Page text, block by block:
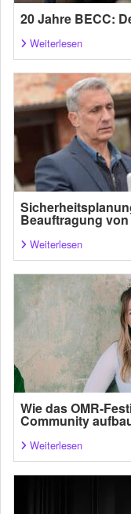
20 Jahre BECC:
Weiterlesen
Beauftragung
Weiterlesen
Wie das OMR-
Community
Weiterlesen